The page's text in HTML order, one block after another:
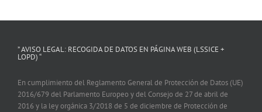
” AVISO LEGAL: RECOGIDA DE DATOS EN PÁGINA WEB (LSSICE +
LOPD) “
En cumplimiento del Reglamento General de Protección de Datos (UE)
2016/679 del Parlamento Europeo y del Consejo de 27 de abril de
2016 y la ley orgánica 3/2018 de 5 de diciembre de Protección de